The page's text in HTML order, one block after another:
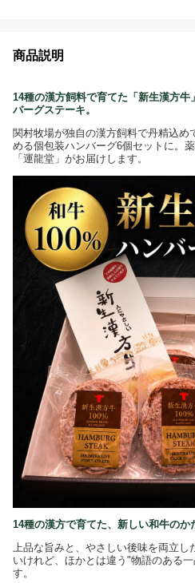
商品説明
14種の漢方飼料で育てた「新生漢方
バーグステーキ。
関村牧場が独自の漢方飼料で丹精込め
める個包装ハンバーグ6個セットに。
「運龍堂」がお届けします。
14種の漢方で育てた、新しい和牛のか
上品な旨みと、やさしい後味を両立し
いけれど、ほかとは違う"物語のある
す。